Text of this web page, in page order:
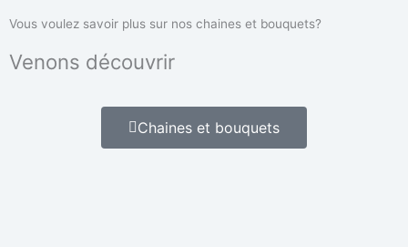
Vous voulez savoir plus sur nos chaines et bouquets?
Venons découvrir
Chaines et bouquets